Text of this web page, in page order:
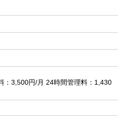
：3,500円/月 24時間管理料：1,430